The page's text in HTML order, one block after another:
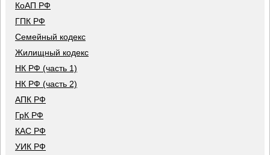
КоАП РФ
ГПК РФ
Семейный кодекс
Жилищный кодекс
НК РФ (часть 1)
НК РФ (часть 2)
АПК РФ
ГрК РФ
КАС РФ
УИК РФ